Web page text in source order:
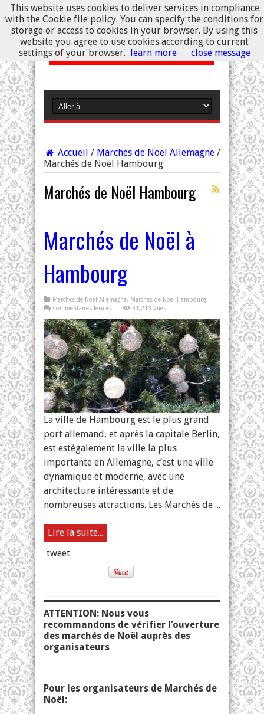
Accueil / Marchés de Noël Allemagne /
Marchés de Noël Hambourg
Marchés de Noël Hambourg
Marchés de Noël à
Hambourg
Marchés de Noël Allemagne, Marchés de Noël Hambourg
Commentaires fermés
de
Noël
à
Hambourg
31,213 Vues
La ville de Hambourg est le plus grand
port allemand, et après la capitale Berlin,
est estégalement la ville la plus
importante en Allemagne, c’est une ville
dynamique et moderne, avec une
architecture intéressante et de
nombreuses attractions. Les Marchés de ...
Lire la suite...
tweet
ATTENTION: Nous vous
recommandons de vérifier l’ouverture
des marchés de Noël auprès des
organisateurs
Pour les organisateurs de Marchés de
Noël:
This website uses cookies to deliver services in compliance
with the Cookie file policy. You can specify the conditions for
storage or access to cookies in your browser. By using this
website you agree to use cookies according to current
settings of your browser. learn more close message